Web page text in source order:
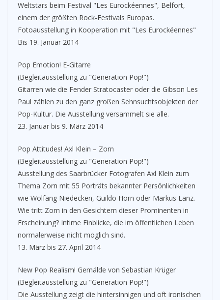
Weltstars beim Festival "Les Eurockéennes", Belfort,
einem der größten Rock-Festivals Europas.
Fotoausstellung in Kooperation mit "Les Eurockéennes"
Bis 19. Januar 2014
Pop Emotion! E-Gitarre
(Begleitausstellung zu "Generation Pop!")
Gitarren wie die Fender Stratocaster oder die Gibson Les
Paul zählen zu den ganz großen Sehnsuchtsobjekten der
Pop-Kultur. Die Ausstellung versammelt sie alle.
23. Januar bis 9. März 2014
Pop Attitudes! Axl Klein – Zorn
(Begleitausstellung zu "Generation Pop!")
Ausstellung des Saarbrücker Fotografen Axl Klein zum
Thema Zorn mit 55 Porträts bekannter Persönlichkeiten
wie Wolfang Niedecken, Guildo Horn oder Markus Lanz.
Wie tritt Zorn in den Gesichtern dieser Prominenten in
Erscheinung? Intime Einblicke, die im öffentlichen Leben
normalerweise nicht möglich sind.
13. März bis 27. April 2014
New Pop Realism! Gemälde von Sebastian Krüger
(Begleitausstellung zu "Generation Pop!")
Die Ausstellung zeigt die hintersinnigen und oft ironischen